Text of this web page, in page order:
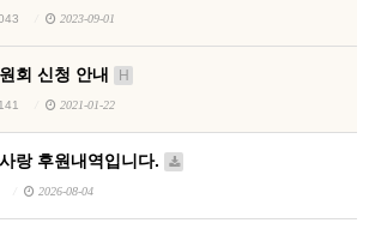
2023-09-01
회 신청 안내 H
2021-01-22
랑 후원내역입니다.
2026-08-04